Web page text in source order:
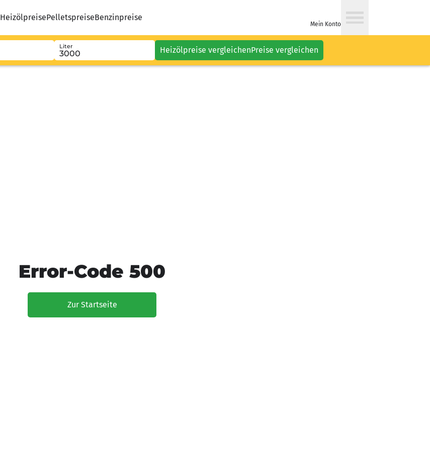
HeizölpreisePelletspreiseBenzinpreise
Mein Konto
Liter Heizölpreise vergleichenPreise vergleichen
Error-Code 500
Zur Startseite